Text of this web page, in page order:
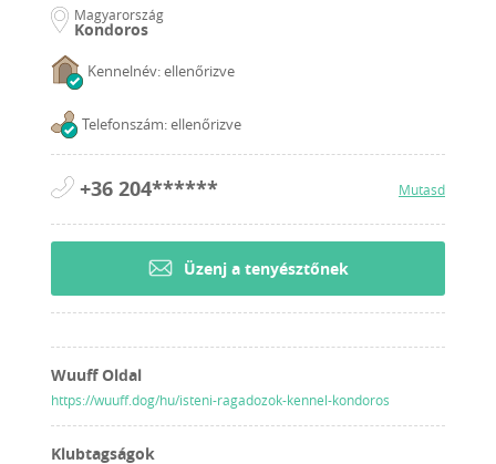
Magyarország
Kondoros
Kennelnév: ellenőrizve
Telefonszám: ellenőrizve
+36 204****** Mutasd
Üzenj a tenyésztőnek
Wuuff Oldal
https://wuuff.dog/hu/isteni-ragadozok-kennel-kondoros
Klubtagságok